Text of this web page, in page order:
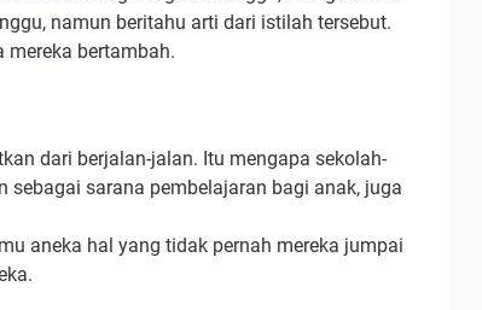
namun beritahu arti dari istilah tersebut.
bertambah.
dari berjalan-jalan. Itu mengapa sekolah-
sarana pembelajaran bagi anak, juga
aneka hal yang tidak pernah mereka jumpai